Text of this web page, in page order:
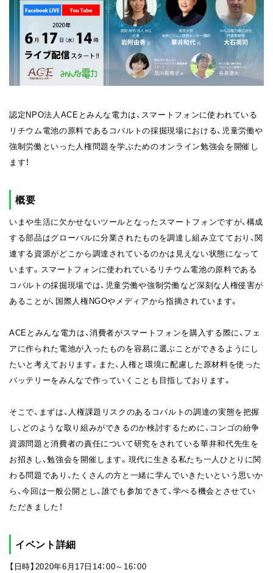
認定NPO法人ACEとみんな電力は、スマートフォンに使われている
リチウム電池の原料であるコバルトの採掘現場における、児童労働や
強制労働といった人権問題を学ぶためのオンライン勉強会を開催し
ます！
概要
いまや生活に欠かせないツールとなったスマートフォンですが、構成
する部品はグローバルに分業されたものを調達し組み立てており、関
連する資源がどこから調達されているのかは見えない状態になって
います。スマートフォンに使われているリチウム電池の原料である
コバルトの採掘現場では、児童労働や強制労働など深刻な人権侵害が
あることが、国際人権NGOやメディアから指摘されています。
ACEとみんな電力は、消費者がスマートフォンを購入する際に、フェ
アに作られた電池が入ったものを容易に選ぶことができるようにし
たいと考えております。また、人権と環境に配慮した原材料を使った
バッテリーをみんなで作っていくことも目指しております。
そこで、まずは、人権課題リスクのあるコバルトの調達の実態を把握
し、どのような取り組みができるのか検討するために、コンゴの紛争
資源問題と消費者の責任について研究をされている華井和代先生を
お招きし、勉強会を開催します。現代に生きる私たち一人ひとりに関
わる問題であり、たくさんの方と一緒に学んでいきたいという思いか
ら、今回は一般公開とし、誰でも参加できて、学べる機会とさせてい
ただきました！
イベント詳細
【日時】2020年6月17日14：00～16：00